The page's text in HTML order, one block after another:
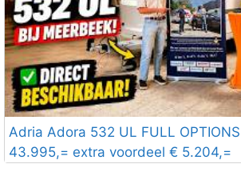
Adria Adora 532 UL FULL
43.995,= extra voordeel € 5.204,=